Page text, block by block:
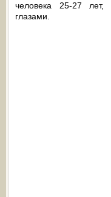
человека 25-27
глазами.